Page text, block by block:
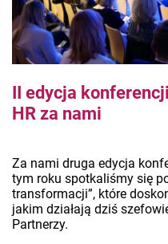
II edycja
HR za nami
Za nami druga edycja
tym roku spotkaliśmy się
transformacji”, które
jakim działają dziś
Partnerzy.